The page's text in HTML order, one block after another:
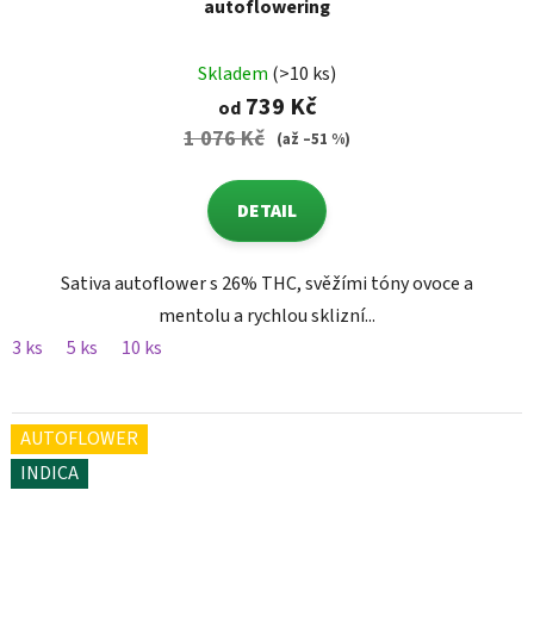
autoflowering
Skladem (>10 ks)
od739 Kč
1 076 Kč (až –51 %)
DETAIL
Sativa autoflower s 26% THC, svěžími tóny ovoce a
mentolu a rychlou sklizní...
3 ks
5 ks 10 ks
AUTOFLOWER
INDICA